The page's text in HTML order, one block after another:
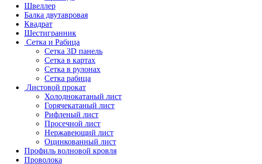
Швеллер
Балка двутавровая
Квадрат
Шестигранник
Сетка и Рабица
Сетка 3D панель
Сетка в картах
Сетка в рулонах
Сетка рабица
Листовой прокат
Холоднокатаный лист
Горячекатаный лист
Рифленый лист
Просечной лист
Нержавеющий лист
Оцинкованный лист
Профиль волновой кровля
Проволока